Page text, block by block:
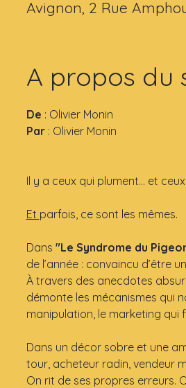
Avignon, 2 Rue
A propos du
De : Olivier Monin
Par : Olivier Monin
Il y a ceux qui plument… et
Et parfois, ce sont les mêmes.
Dans "Le Syndrome du
de l’année : convaincu d’être
À travers des anecdotes
démonte les mécanismes qui
manipulation, le marketing
Dans un décor sobre et une
tour, acheteur radin, vendeur
On rit de ses propres erreurs.